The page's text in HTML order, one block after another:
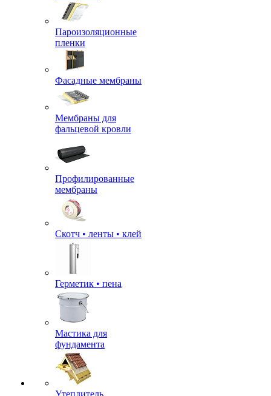
Пароизоляционные
пленки
Фасадные мембраны
Мембраны для
фальцевой кровли
Профилированные
мембраны
Скотч • ленты • клей
Герметик • пена
Мастика для
фундамента
Утеплитель